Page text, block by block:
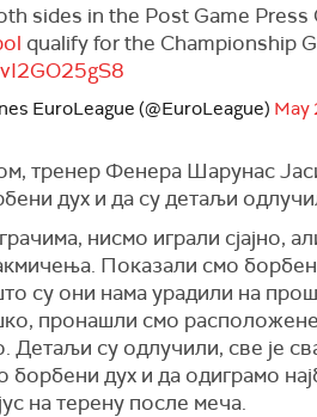
sides in the Post Game Press
qualify for the Championship
EuroLeague (@EuroLeague) May
тренер Фенера Шарунас
дух и да су детаљи
нисмо играли сјајно,
Показали смо
су они нама урадили на
пронашли смо расположене
Детаљи су одлучили, све је
борбени дух и да одиграмо
на терену после меча.